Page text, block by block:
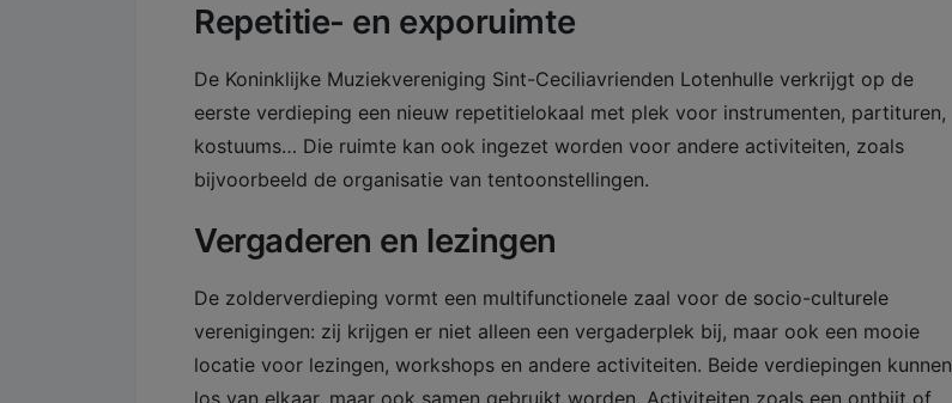
Repetitie- en exporuimte
De Koninklijke Muziekvereniging Sint-Ceciliavrienden Lotenhulle verkrijgt op de
eerste verdieping een nieuw repetitielokaal met plek voor instrumenten, partituren,
kostuums… Die ruimte kan ook ingezet worden voor andere activiteiten, zoals
bijvoorbeeld de organisatie van tentoonstellingen.
Vergaderen en lezingen
De zolderverdieping vormt een multifunctionele zaal voor de socio-culturele
verenigingen: zij krijgen er niet alleen een vergaderplek bij, maar ook een mooie
locatie voor lezingen, workshops en andere activiteiten. Beide verdiepingen kunnen